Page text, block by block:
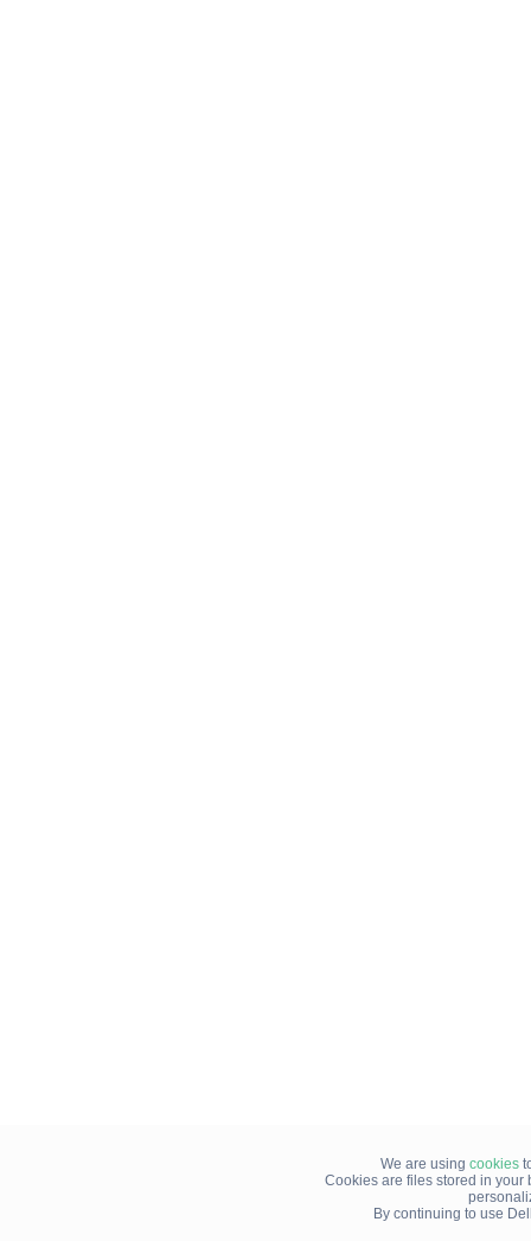
We are using cookies
Cookies are files stored in your
By continuing to use